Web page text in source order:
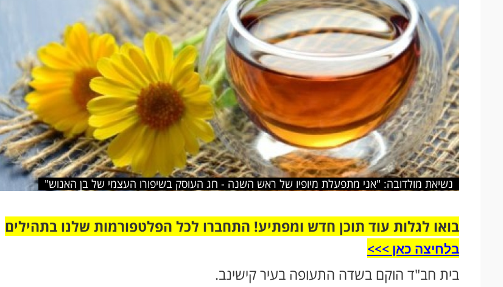
נשיאת מולדובה: "אני מתפעלת מיופיו של ראש השנה - חג העוסק בשיפורו העצמי של בן האנוש"
בואו לגלות עוד תוכן חדש ומפתיע! התחברו לכל הפלטפורמות שלנו בתהילים
בלחיצה כאן >>>​
בית חב"ד הוקם בשדה התעופה בעיר קישינב.